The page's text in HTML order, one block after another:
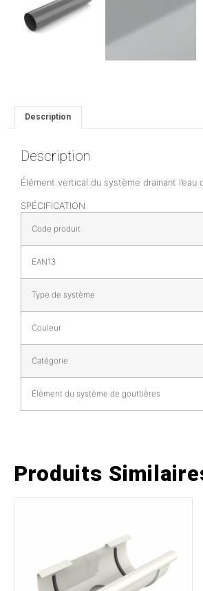
Description
Description
Élément vertical du système drainant
SPÉCIFICATION
Code produit
EAN13
Type de système
Couleur
Catégorie
Élément du système de gouttières
Produits